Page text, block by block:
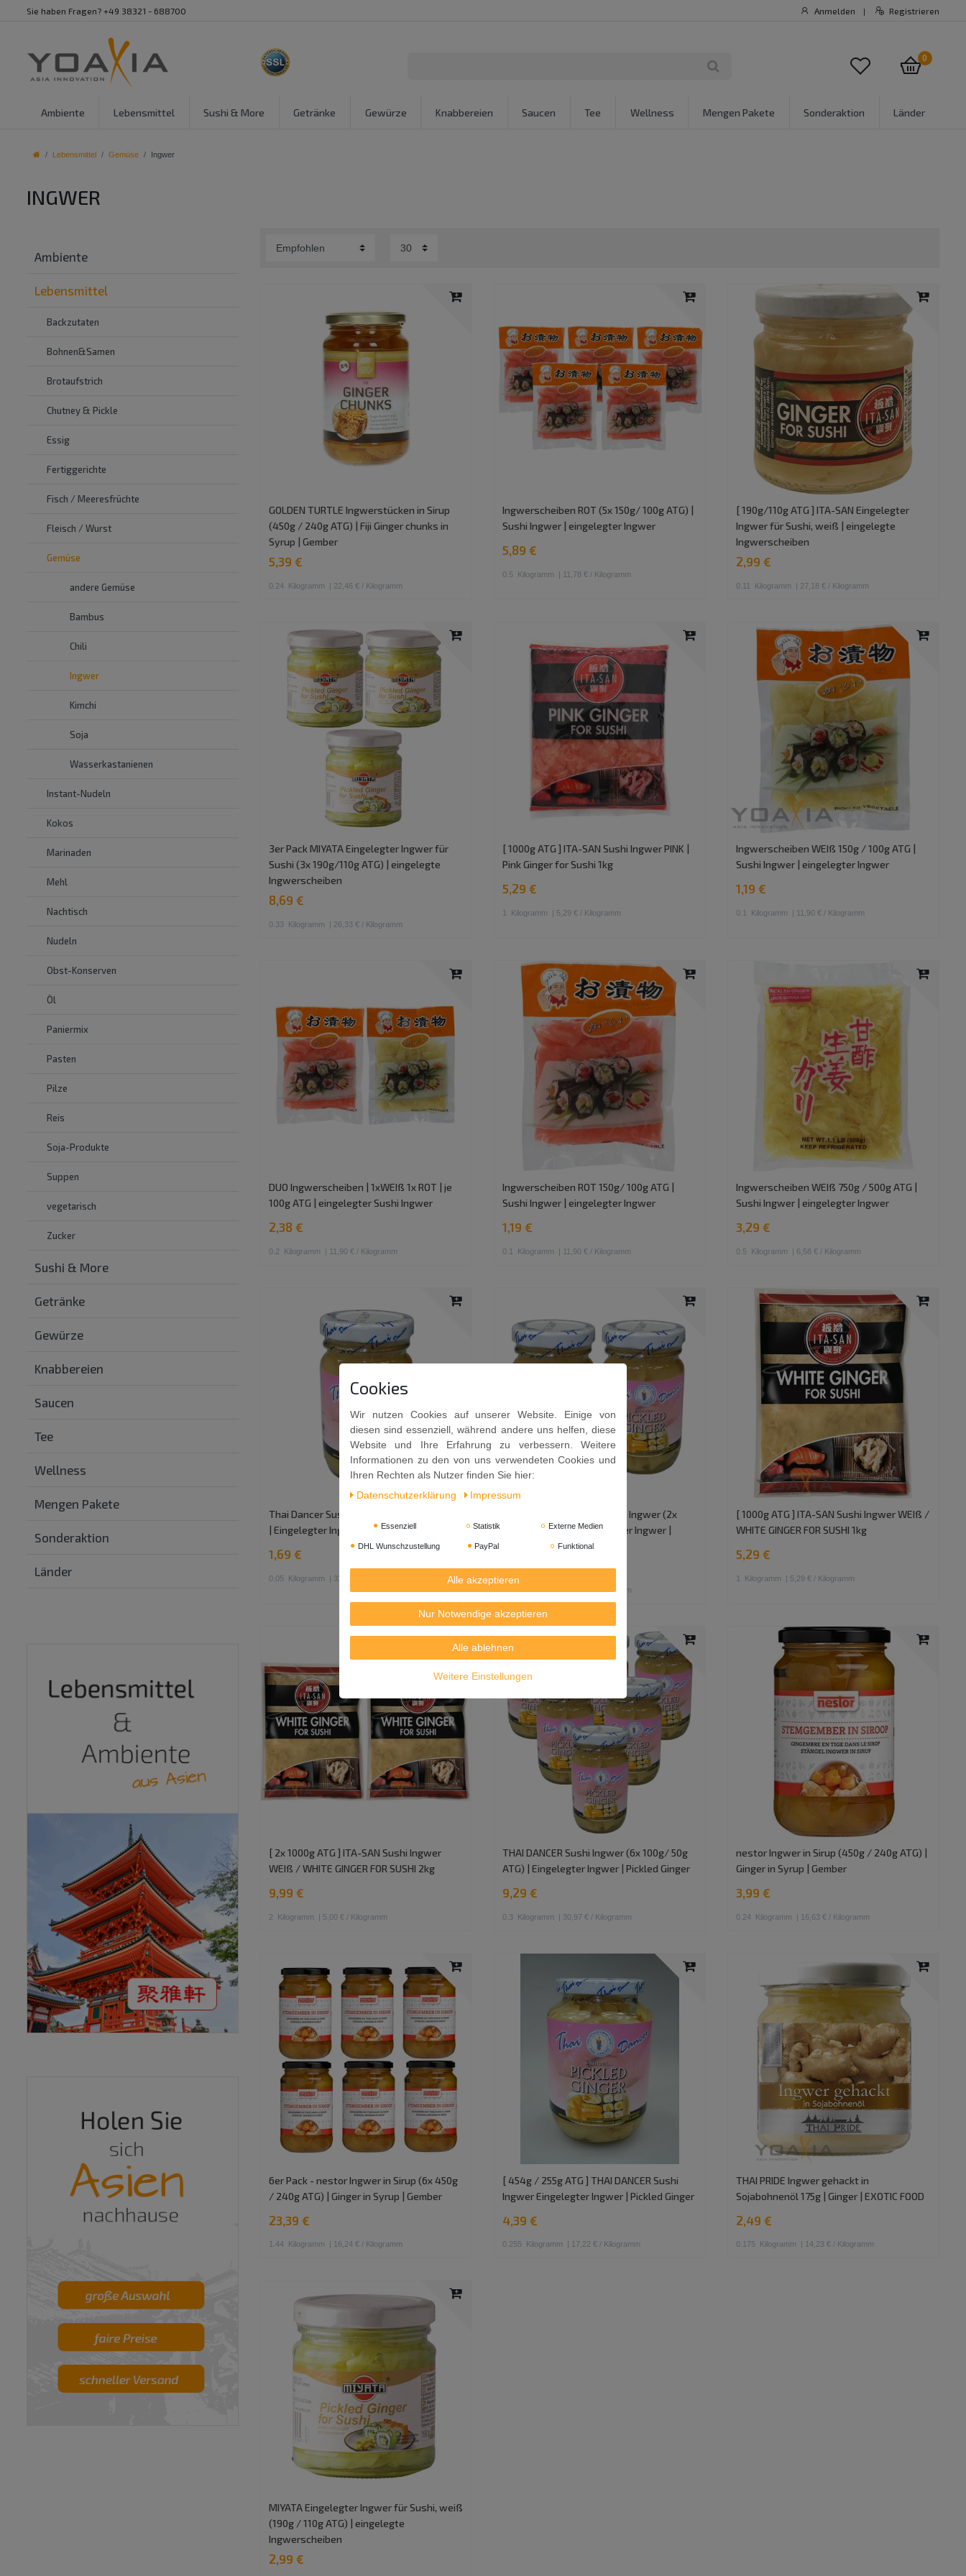
Sie haben Fragen? +49 38321 - 688700 Anmelden | Registrieren
0
Ambiente Lebensmittel Sushi & More Getränke Gewürze Knabbereien Saucen Tee Wellness Mengen Pakete Sonderaktion Länder
Lebensmittel Gemüse Ingwer
INGWER
Ambiente
Lebensmittel
Backzutaten
Bohnen&Samen
Brotaufstrich
Chutney & Pickle
Essig
Fertiggerichte
Fisch / Meeresfrüchte
Fleisch / Wurst
Gemüse
andere Gemüse
Bambus
Chili
Ingwer
Kimchi
Soja
Wasserkastanienen
Instant-Nudeln
Kokos
Marinaden
Mehl
Nachtisch
Nudeln
Obst-Konserven
Öl
Paniermix
Pasten
Pilze
Reis
Soja-Produkte
Suppen
vegetarisch
Zucker
Sushi & More
Getränke
Gewürze
Knabbereien
Saucen
Tee
Wellness
Mengen Pakete
Sonderaktion
Länder
GOLDEN TURTLE Ingwerstücken in Sirup
(450g / 240g ATG) | Fiji Ginger chunks in
Syrup | Gember
5,39 €
0.24 Kilogramm | 22,46 € / Kilogramm
Ingwerscheiben ROT (5x 150g/ 100g ATG) |
Sushi Ingwer | eingelegter Ingwer
5,89 €
0.5 Kilogramm | 11,78 € / Kilogramm
[ 190g/110g ATG ] ITA-SAN Eingelegter
Ingwer für Sushi, weiß | eingelegte
Ingwerscheiben
2,99 €
0.11 Kilogramm | 27,18 € / Kilogramm
3er Pack MIYATA Eingelegter Ingwer für
Sushi (3x 190g/110g ATG) | eingelegte
Ingwerscheiben
8,69 €
0.33 Kilogramm | 26,33 € / Kilogramm
[ 1000g ATG ] ITA-SAN Sushi Ingwer PINK |
Pink Ginger for Sushi 1kg
5,29 €
1 Kilogramm | 5,29 € / Kilogramm
Ingwerscheiben WEIß 150g / 100g ATG |
Sushi Ingwer | eingelegter Ingwer
1,19 €
0.1 Kilogramm | 11,90 € / Kilogramm
DUO Ingwerscheiben | 1xWEIß 1x ROT | je
100g ATG | eingelegter Sushi Ingwer
2,38 €
0.2 Kilogramm | 11,90 € / Kilogramm
Ingwerscheiben ROT 150g/ 100g ATG |
Sushi Ingwer | eingelegter Ingwer
1,19 €
0.1 Kilogramm | 11,90 € / Kilogramm
Ingwerscheiben WEIß 750g / 500g ATG |
Sushi Ingwer | eingelegter Ingwer
3,29 €
0.5 Kilogramm | 6,58 € / Kilogramm
Thai Dancer Sushi Ingwer (100g/ 50g ATG)
| Eingelegter Ingwer | Pickled Ginger
1,69 €
0.05 Kilogramm | 33,80 € / Kilogramm
2er-Pack Thai Dancer Sushi Ingwer (2x
100g/ 50g ATG) | Eingelegter Ingwer |
Pickled Ginger
3,29 €
| 32,90 € / Kilogramm
[ 1000g ATG ] ITA-SAN Sushi Ingwer WEIß /
WHITE GINGER FOR SUSHI 1kg
5,29 €
1 Kilogramm | 5,29 € / Kilogramm
[ 2x 1000g ATG ] ITA-SAN Sushi Ingwer
WEIß / WHITE GINGER FOR SUSHI 2kg
9,99 €
2 Kilogramm | 5,00 € / Kilogramm
THAI DANCER Sushi Ingwer (6x 100g/ 50g
ATG) | Eingelegter Ingwer | Pickled Ginger
9,29 €
0.3 Kilogramm | 30,97 € / Kilogramm
nestor Ingwer in Sirup (450g / 240g ATG) |
Ginger in Syrup | Gember
3,99 €
0.24 Kilogramm | 16,63 € / Kilogramm
6er Pack - nestor Ingwer in Sirup (6x 450g
/ 240g ATG) | Ginger in Syrup | Gember
23,39 €
1.44 Kilogramm | 16,24 € / Kilogramm
[ 454g / 255g ATG ] THAI DANCER Sushi
Ingwer Eingelegter Ingwer | Pickled Ginger
4,39 €
0.255 Kilogramm | 17,22 € / Kilogramm
THAI PRIDE Ingwer gehackt in
Sojabohnenöl 175g | Ginger | EXOTIC FOOD
2,49 €
0.175 Kilogramm | 14,23 € / Kilogramm
MIYATA Eingelegter Ingwer für Sushi, weiß
(190g / 110g ATG) | eingelegte
Ingwerscheiben
2,99 €
Cookies
Wir nutzen Cookies auf unserer Website. Einige von
diesen sind essenziell, während andere uns helfen, diese
Website und Ihre Erfahrung zu verbessern. Weitere
Informationen zu den von uns verwendeten Cookies und
Ihren Rechten als Nutzer finden Sie hier:
Daten­schutz­erklärung
Impressum
Essenziell Statistik Externe Medien
DHL Wunschzustellung PayPal Funktional
Alle akzeptieren
Nur Notwendige akzeptieren
Alle ablehnen
Weitere Einstellungen